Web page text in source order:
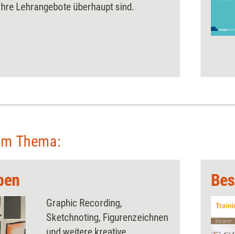
Lehrangebote überhaupt sind.
Thema:
Graphic Recording,
Sketchnoting, Figurenzeichnen